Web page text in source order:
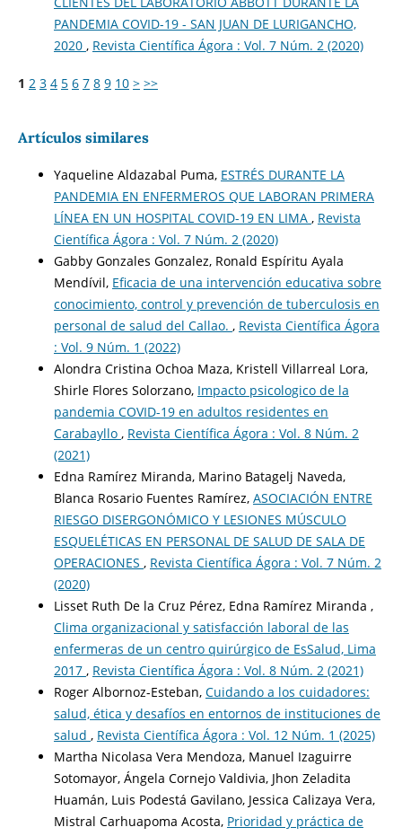
PANDEMIA COVID-19 - SAN JUAN DE LURIGANCHO,
2020 , Revista Científica Ágora : Vol. 7 Núm. 2 (2020)
1 2 3 4 5 6 7 8 9 10 > >>
Artículos similares
Yaqueline Aldazabal Puma, ESTRÉS DURANTE LA
PANDEMIA EN ENFERMEROS QUE LABORAN PRIMERA
LÍNEA EN UN HOSPITAL COVID-19 EN LIMA , Revista
Científica Ágora : Vol. 7 Núm. 2 (2020)
Gabby Gonzales Gonzalez, Ronald Espíritu Ayala
Mendívil, Eficacia de una intervención educativa sobre
conocimiento, control y prevención de tuberculosis en
personal de salud del Callao. , Revista Científica Ágora
: Vol. 9 Núm. 1 (2022)
Alondra Cristina Ochoa Maza, Kristell Villarreal Lora,
Shirle Flores Solorzano, Impacto psicologico de la
pandemia COVID-19 en adultos residentes en
Carabayllo , Revista Científica Ágora : Vol. 8 Núm. 2
(2021)
Edna Ramírez Miranda, Marino Batagelj Naveda,
Blanca Rosario Fuentes Ramírez, ASOCIACIÓN ENTRE
RIESGO DISERGONÓMICO Y LESIONES MÚSCULO
ESQUELÉTICAS EN PERSONAL DE SALUD DE SALA DE
OPERACIONES , Revista Científica Ágora : Vol. 7 Núm. 2
(2020)
Lisset Ruth De la Cruz Pérez, Edna Ramírez Miranda ,
Clima organizacional y satisfacción laboral de las
enfermeras de un centro quirúrgico de EsSalud, Lima
2017 , Revista Científica Ágora : Vol. 8 Núm. 2 (2021)
Roger Albornoz-Esteban, Cuidando a los cuidadores:
salud, ética y desafíos en entornos de instituciones de
salud , Revista Científica Ágora : Vol. 12 Núm. 1 (2025)
Martha Nicolasa Vera Mendoza, Manuel Izaguirre
Sotomayor, Ángela Cornejo Valdivia, Jhon Zeladita
Huamán, Luis Podestá Gavilano, Jessica Calizaya Vera,
Mistral Carhuapoma Acosta, Prioridad y práctica de